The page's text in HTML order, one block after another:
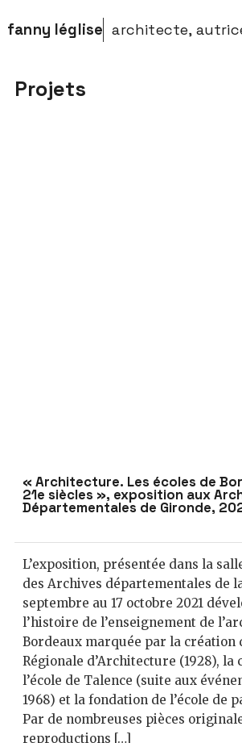
fanny léglise architecte,
Projets
« Architecture. Les écoles de
21e siècles », exposition aux
Départementales de Gironde,
L’exposition, présentée dans la
des Archives départementales de
septembre au 17 octobre 2021
l’histoire de l’enseignement de
Bordeaux marquée par la création
Régionale d’Architecture (1928), la
l’école de Talence (suite aux
1968) et la fondation de l’école de
Par de nombreuses pièces
reproductions […]